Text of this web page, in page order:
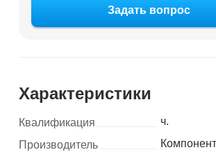
Задать вопрос
Характеристики
Квалификация
ч.
Производитель